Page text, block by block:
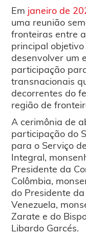
Em janeiro de
uma reunião
fronteiras entre
principal
desenvolver um
participação
transnacionais
decorrentes do
região de
A cerimônia de
participação do
para o Serviço
Integral,
Presidente da
Colômbia,
do Presidente
Venezuela,
Zarate e do
Libardo Garcés.